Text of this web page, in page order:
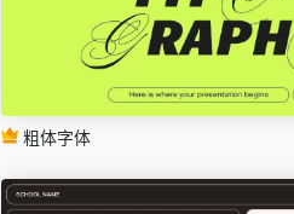
粗体字体